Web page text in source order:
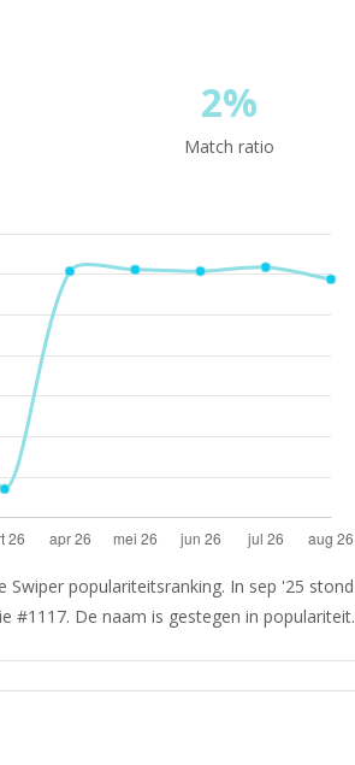
2%
Match ratio
populariteitsranking. In sep '25 stond
#1117. De naam is gestegen in populariteit.